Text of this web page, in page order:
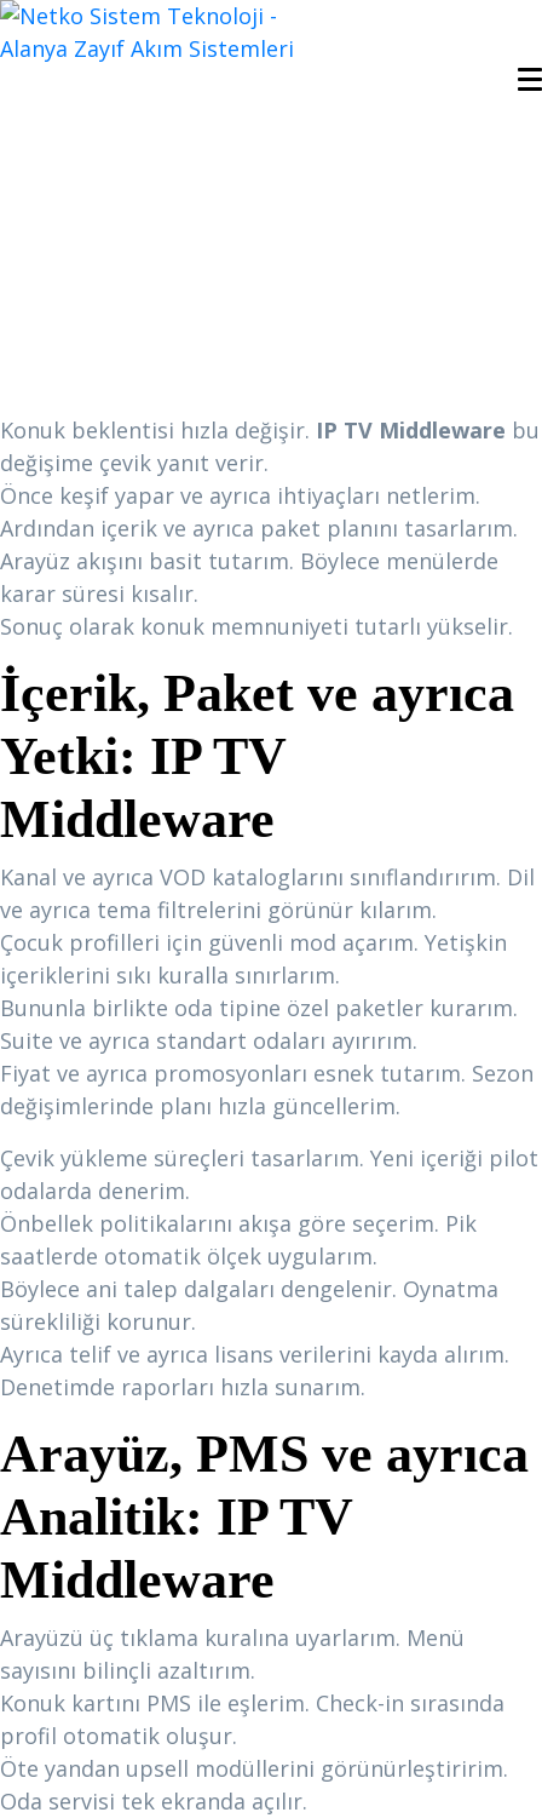
IP TV Middleware |
Konuk beklentisi hızla değişir. IP TV Middleware bu
değişime çevik yanıt verir.
Önce keşif yapar ve ayrıca ihtiyaçları netlerim.
Ardından içerik ve ayrıca paket planını tasarlarım.
Arayüz akışını basit tutarım. Böylece menülerde
karar süresi kısalır.
Sonuç olarak konuk memnuniyeti tutarlı yükselir.
İçerik, Paket ve ayrıca
Yetki: IP TV
Middleware
Kanal ve ayrıca VOD kataloglarını sınıflandırırım. Dil
ve ayrıca tema filtrelerini görünür kılarım.
Çocuk profilleri için güvenli mod açarım. Yetişkin
içeriklerini sıkı kuralla sınırlarım.
Bununla birlikte oda tipine özel paketler kurarım.
Suite ve ayrıca standart odaları ayırırım.
Fiyat ve ayrıca promosyonları esnek tutarım. Sezon
değişimlerinde planı hızla güncellerim.
Çevik yükleme süreçleri tasarlarım. Yeni içeriği pilot
odalarda denerim.
Önbellek politikalarını akışa göre seçerim. Pik
saatlerde otomatik ölçek uygularım.
Böylece ani talep dalgaları dengelenir. Oynatma
sürekliliği korunur.
Ayrıca telif ve ayrıca lisans verilerini kayda alırım.
Denetimde raporları hızla sunarım.
Arayüz, PMS ve ayrıca
Analitik: IP TV
Middleware
Arayüzü üç tıklama kuralına uyarlarım. Menü
sayısını bilinçli azaltırım.
Konuk kartını PMS ile eşlerim. Check-in sırasında
profil otomatik oluşur.
Öte yandan upsell modüllerini görünürleştiririm.
Oda servisi tek ekranda açılır.